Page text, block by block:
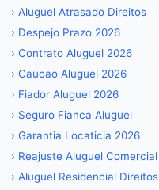
› Aluguel Atrasado Direitos
› Despejo Prazo 2026
› Contrato Aluguel 2026
› Caucao Aluguel 2026
› Fiador Aluguel 2026
› Seguro Fianca Aluguel
› Garantia Locaticia 2026
› Reajuste Aluguel Comercial
› Aluguel Residencial Direitos